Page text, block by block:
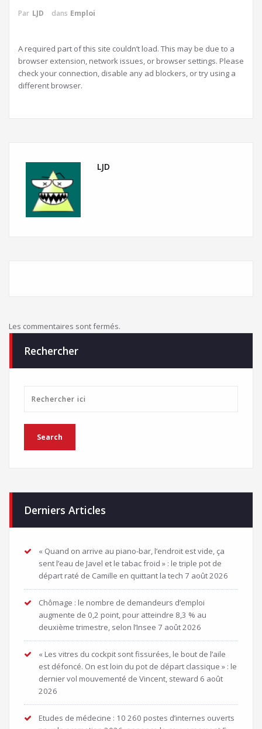
Par LJD dans Emploi
A required part of this site couldn’t load. This may be due to a
browser extension, network issues, or browser settings. Please
check your connection, disable any ad blockers, or try using a
different browser.
LJD
Les commentaires sont fermés.
Rechercher
Derniers Articles
« Quand on arrive au piano-bar, l’endroit est vide, ça
sent l’eau de Javel et le tabac froid » : le triple pot de
départ raté de Camille en quittant la tech 7 août 2026
Chômage : le nombre de demandeurs d’emploi
augmente de 0,2 point, pour atteindre 8,3 % au
deuxième trimestre, selon l’Insee 7 août 2026
« Les vitres du cockpit sont fissurées, le bout de l’aile
est défoncé. On est loin du pot de départ classique » : le
dernier vol mouvementé de Vincent, steward 6 août
2026
Etudes de médecine : 10 260 postes d’internes ouverts